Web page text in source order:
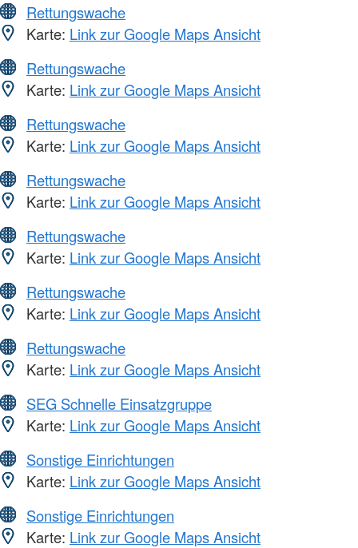
Rettungswache
Karte: Link zur Google Maps Ansicht
Rettungswache
Karte: Link zur Google Maps Ansicht
Rettungswache
Karte: Link zur Google Maps Ansicht
Rettungswache
Karte: Link zur Google Maps Ansicht
Rettungswache
Karte: Link zur Google Maps Ansicht
Rettungswache
Karte: Link zur Google Maps Ansicht
Rettungswache
Karte: Link zur Google Maps Ansicht
SEG Schnelle Einsatzgruppe
Karte: Link zur Google Maps Ansicht
Sonstige Einrichtungen
Karte: Link zur Google Maps Ansicht
Sonstige Einrichtungen
Karte: Link zur Google Maps Ansicht